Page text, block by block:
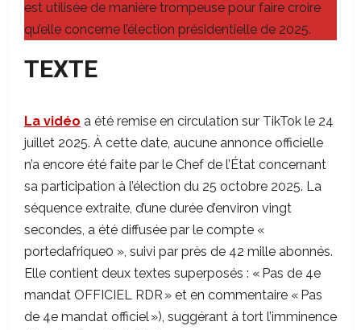
est utilisée de manière trompeuse pour faire croire
qu’elle concerne l’élection présidentielle de 2025.
TEXTE
La vidéo a été remise en circulation sur TikTok le 24
juillet 2025. À cette date, aucune annonce officielle
n’a encore été faite par le Chef de l’État concernant
sa participation à l’élection du 25 octobre 2025. La
séquence extraite, d’une durée d’environ vingt
secondes, a été diffusée par le compte «
portedafrique0 », suivi par près de 42 mille abonnés.
Elle contient deux textes superposés : « Pas de 4e
mandat OFFICIEL RDR » et en commentaire « Pas
de 4e mandat officiel »), suggérant à tort l’imminence